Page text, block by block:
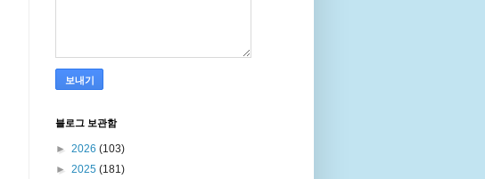
블로그 보관함
► 2026 (103)
► 2025 (181)